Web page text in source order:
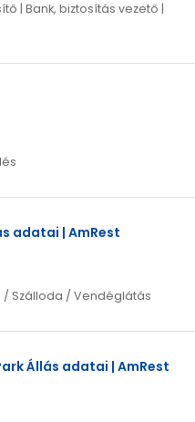
| Bank, biztosítás vezető |
adatai | AmRest
/ Szálloda / Vendéglátás
Állás adatai | AmRest